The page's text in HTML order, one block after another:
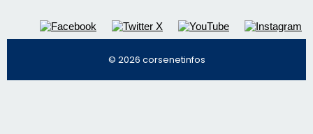
© 2026 corsenetinfos